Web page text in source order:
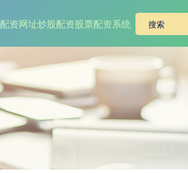
配资网址炒股配资股票配资系统